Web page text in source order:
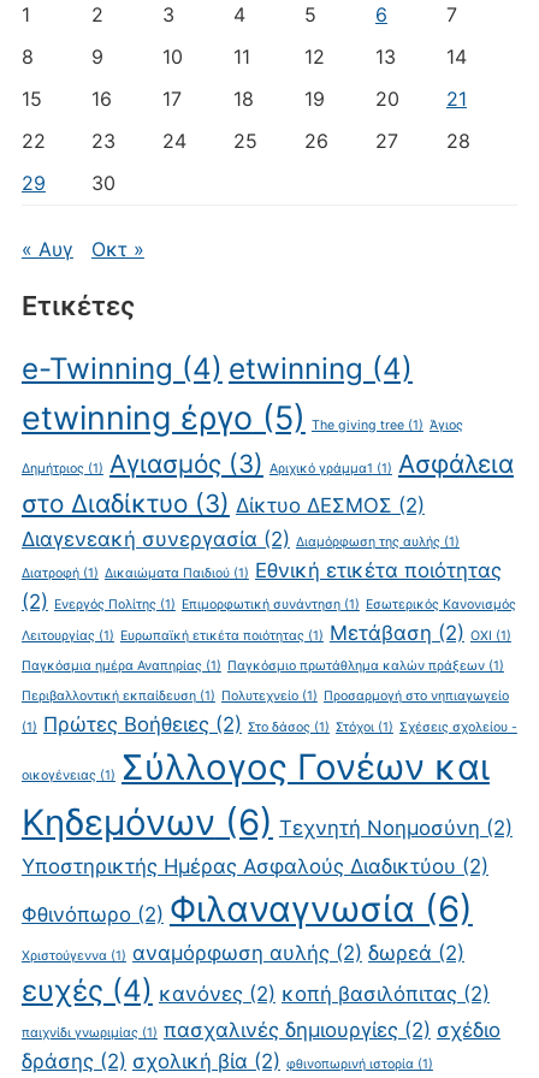
1
2 3 4 5 6
7
8
9 10 11 12 13
14
15
16 17 18 19 20
21
22
23 24 25 26 27
28
29
30
« Αυγ Οκτ »
Ετικέτες
e-Twinning (4) etwinning (4)
etwinning έργο (5) The giving tree(1) Άγιος
Δημήτριος (1) Αγιασμός(3) Αριχικό γράμμα1 (1) Ασφάλεια
στο Διαδίκτυο(3) Δίκτυο ΔΕΣΜΟΣ (2)
Διαγενεακή συνεργασία (2) Διαμόρφωση της αυλής (1)
Διατροφή(1) Δικαιώματα Παιδιού(1) Εθνική ετικέτα ποιότητας
(2) Ενεργός Πολίτης (1) Επιμορφωτική συνάντηση(1) Εσωτερικός Κανονισμός
Λειτουργίας (1) Ευρωπαϊκή ετικέτα ποιότητας (1) Μετάβαση (2) ΟΧΙ (1)
Παγκόσμια ημέρα Αναπηρίας (1) Παγκόσμιο πρωτάθλημα καλών πράξεων(1)
Περιβαλλοντική εκπαίδευση(1) Πολυτεχνείο(1) Προσαρμογή στο νηπιαγωγείο
(1) Πρώτες Βοήθειες (2) Στο δάσος (1) Στόχοι(1) Σχέσεις σχολείου -
οικογένειας (1)
Σύλλογος Γονέων και
Κηδεμόνων (6) Τεχνητή Νοημοσύνη (2)
Υποστηρικτής Ημέρας Ασφαλούς Διαδικτύου (2)
Φθινόπωρο(2) Φιλαναγνωσία (6)
Χριστούγεννα(1) αναμόρφωση αυλής (2) δωρεά (2)
ευχές (4) κανόνες (2) κοπή βασιλόπιτας (2)
παιχνίδι γνωριμίας (1) πασχαλινές δημιουργίες (2) σχέδιο
δράσης (2) σχολική βία (2) φθινοπωρινή ιστορία(1)